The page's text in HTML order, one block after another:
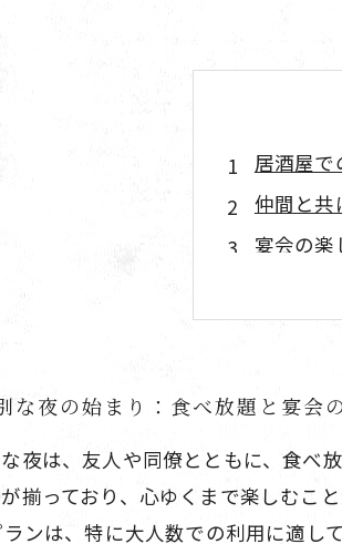
居酒屋で
仲間と共
宴会の楽
居酒屋
居酒屋で
な夜の始まり：食べ放題と宴会
夜は、友人や同僚とともに、食べ
揃っており、心ゆくまで楽しむこ
ンは、特に大人数での利用に適し